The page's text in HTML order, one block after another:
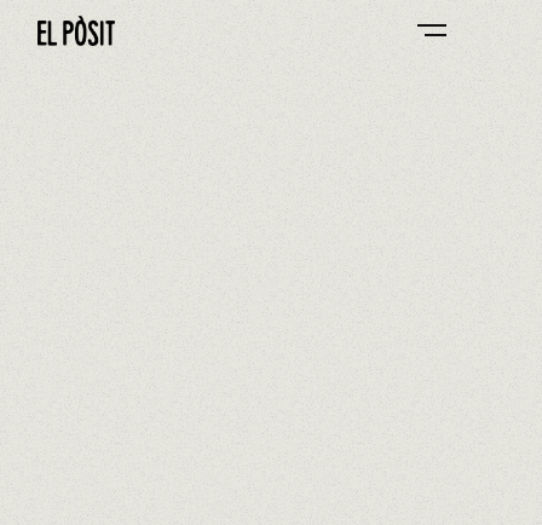
MAKE YOUR
RESERVATION.
Restaurant
Select...